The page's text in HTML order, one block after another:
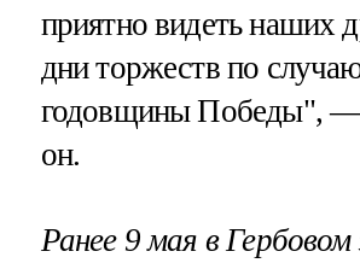
приятно видеть наших
дни торжеств по
годовщины Победы", —
он.
Ранее 9 мая в Гербовом